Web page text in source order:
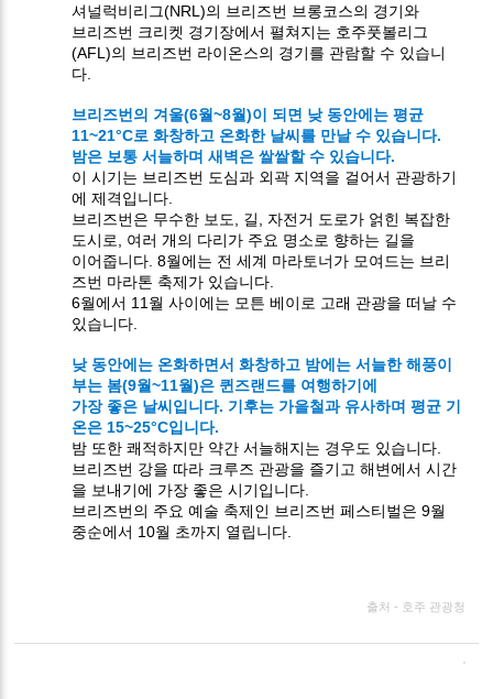
셔널럭비리그(NRL)의 브리즈번 브롱코스의 경기와
브리즈번 크리켓 경기장에서 펼쳐지는 호주풋볼리그
(AFL)의 브리즈번 라이온스의 경기를 관람할 수 있습니
다.
브리즈번의 겨울(6월~8월)이 되면 낮 동안에는 평균
11~21°C로 화창하고 온화한 날씨를 만날 수 있습니다.
밤은 보통 서늘하며 새벽은 쌀쌀할 수 있습니다.
이 시기는 브리즈번 도심과 외곽 지역을 걸어서 관광하기
에 제격입니다.
브리즈번은 무수한 보도, 길, 자전거 도로가 얽힌 복잡한
도시로, 여러 개의 다리가 주요 명소로 향하는 길을
이어줍니다. 8월에는 전 세계 마라토너가 모여드는 브리
즈번 마라톤 축제가 있습니다.
6월에서 11월 사이에는 모튼 베이로 고래 관광을 떠날 수
있습니다.
낮 동안에는 온화하면서 화창하고 밤에는 서늘한 해풍이
부는 봄(9월~11월)은 퀸즈랜드를 여행하기에
가장 좋은 날씨입니다. 기후는 가을철과 유사하며 평균 기
온은 15~25°C입니다.
밤 또한 쾌적하지만 약간 서늘해지는 경우도 있습니다.
브리즈번 강을 따라 크루즈 관광을 즐기고 해변에서 시간
을 보내기에 가장 좋은 시기입니다.
브리즈번의 주요 예술 축제인 브리즈번 페스티벌은 9월
중순에서 10월 초까지 열립니다.
출처 - 호주 관광청